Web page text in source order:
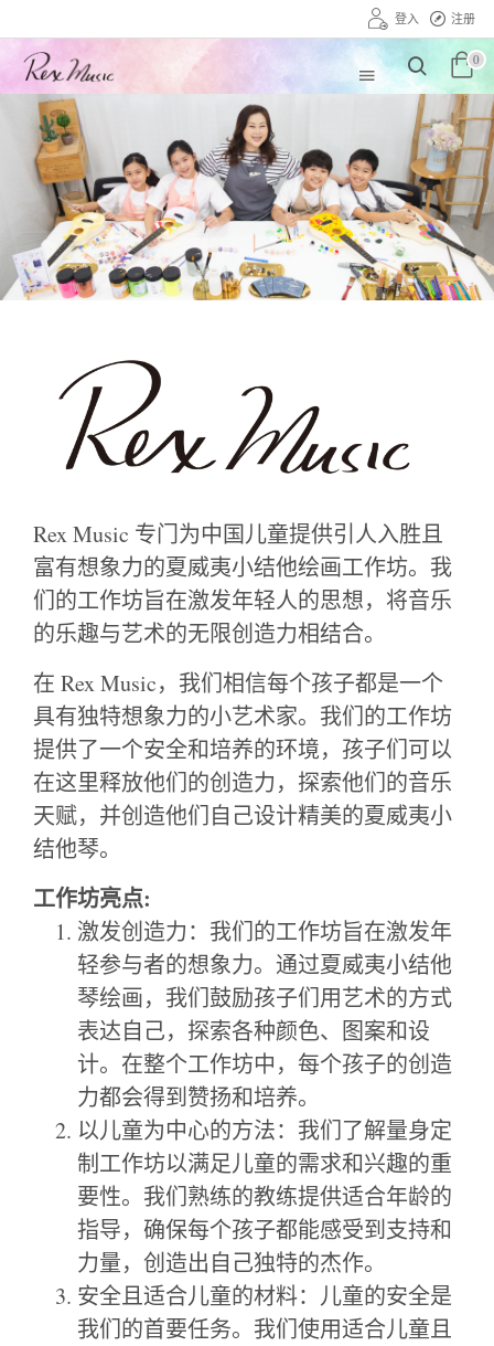
登入 注册
0
Rex Music 专门为中国儿童提供引人入胜且
富有想象力的夏威夷小结他绘画工作坊。我
们的工作坊旨在激发年轻人的思想，将音乐
的乐趣与艺术的无限创造力相结合。
在 Rex Music，我们相信每个孩子都是一个
具有独特想象力的小艺术家。我们的工作坊
提供了一个安全和培养的环境，孩子们可以
在这里释放他们的创造力，探索他们的音乐
天赋，并创造他们自己设计精美的夏威夷小
结他琴。
工作坊亮点:
激发创造力：我们的工作坊旨在激发年
轻参与者的想象力。通过夏威夷小结他
琴绘画，我们鼓励孩子们用艺术的方式
表达自己，探索各种颜色、图案和设
计。在整个工作坊中，每个孩子的创造
力都会得到赞扬和培养。
以儿童为中心的方法：我们了解量身定
制工作坊以满足儿童的需求和兴趣的重
要性。我们熟练的教练提供适合年龄的
指导，确保每个孩子都能感受到支持和
力量，创造出自己独特的杰作。
安全且适合儿童的材料：儿童的安全是
我们的首要任务。我们使用适合儿童且